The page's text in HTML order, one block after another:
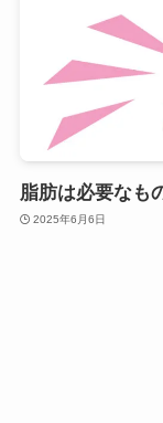
脂肪は必要なも
2025年6月6日